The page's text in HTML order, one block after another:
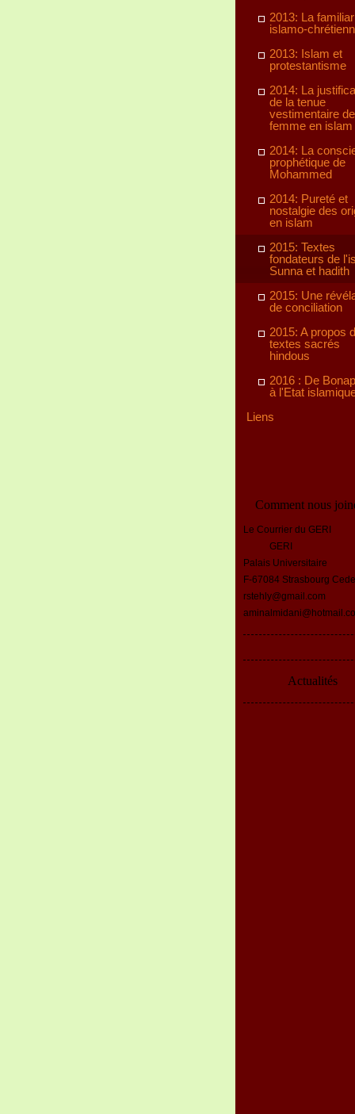
2013: La
islamo-
2013: Islam et
protestantisme
2014: La
de la tenue
vestimentaire
femme en islam
2014: La
prophétique de
Mohammed
2014: Pureté et
nostalgie des
en islam
2015: Textes
fondateurs de
Sunna et hadith
2015: Une
de conciliation
2015: A propos
textes sacrés
hindous
2016 : De
à l'Etat
Liens
Comment nous
Le Courrier du GERI
GERI
Palais Universitaire
F-67084 Strasbourg
rstehly@gmail.com
Actualités